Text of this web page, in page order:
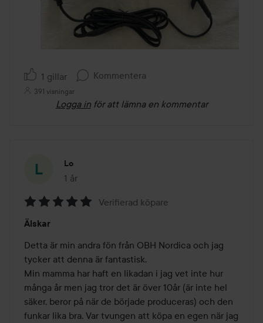
1 gillar Kommentera
391 visningar
Logga in för att lämna en kommentar
Lo
1 år
Inlägget skapades 1 år
5
av
5
Verifierad köpare
Älskar
Detta är min andra fön från OBH Nordica och jag
tycker att denna är fantastisk.
Min mamma har haft en likadan i jag vet inte hur
många år men jag tror det är över 10år (är inte hel
säker, beror på när de började produceras) och den
funkar lika bra. Var tvungen att köpa en egen när jag